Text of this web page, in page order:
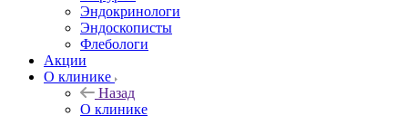
Эндокринологи
Эндоскописты
Флебологи
Акции
О клинике
Назад
О клинике